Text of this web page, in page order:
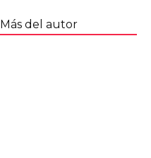
Más del autor